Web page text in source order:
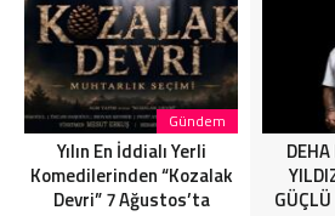
19:10 -
Gündem
Yılın En İddialı Yerli
Komedilerinden “Kozalak
Devri” 7 Ağustos’ta